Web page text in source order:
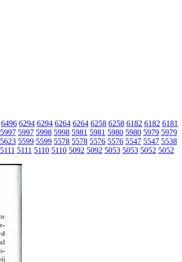
6496 6294 6294 6264 6264 6258 6258 6182 6182 6181
5997 5997 5998 5998 5981 5981 5980 5980 5979 5979
5623 5599 5599 5578 5578 5576 5576 5547 5547 5538
5111 5111 5110 5110 5092 5092 5053 5053 5052 5052